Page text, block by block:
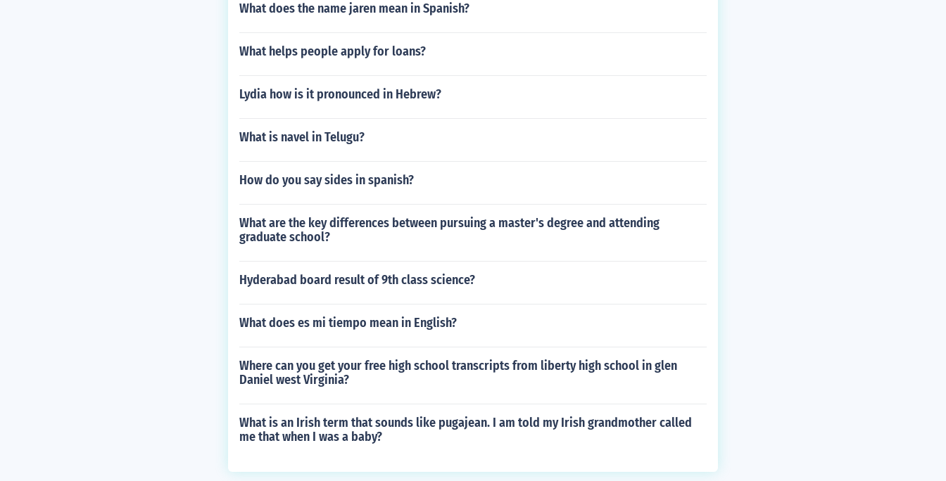
What does the name jaren mean in Spanish?
What helps people apply for loans?
Lydia how is it pronounced in Hebrew?
What is navel in Telugu?
How do you say sides in spanish?
What are the key differences between pursuing a master's degree and attending
graduate school?
Hyderabad board result of 9th class science?
What does es mi tiempo mean in English?
Where can you get your free high school transcripts from liberty high school in glen
Daniel west Virginia?
What is an Irish term that sounds like pugajean. I am told my Irish grandmother called
me that when I was a baby?